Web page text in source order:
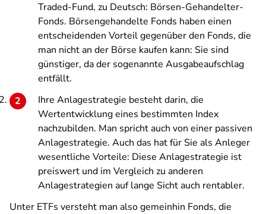
Traded-Fund, zu Deutsch: Börsen-Gehandelter-
Fonds. Börsengehandelte Fonds haben einen
entscheidenden Vorteil gegenüber den Fonds, die
man nicht an der Börse kaufen kann: Sie sind
günstiger, da der sogenannte Ausgabeaufschlag
entfällt.
Ihre Anlagestrategie besteht darin, die
Wertentwicklung eines bestimmten Index
nachzubilden. Man spricht auch von einer passiven
Anlagestrategie. Auch das hat für Sie als Anleger
wesentliche Vorteile: Diese Anlagestrategie ist
preiswert und im Vergleich zu anderen
Anlagestrategien auf lange Sicht auch rentabler.
Unter ETFs versteht man also gemeinhin Fonds, die